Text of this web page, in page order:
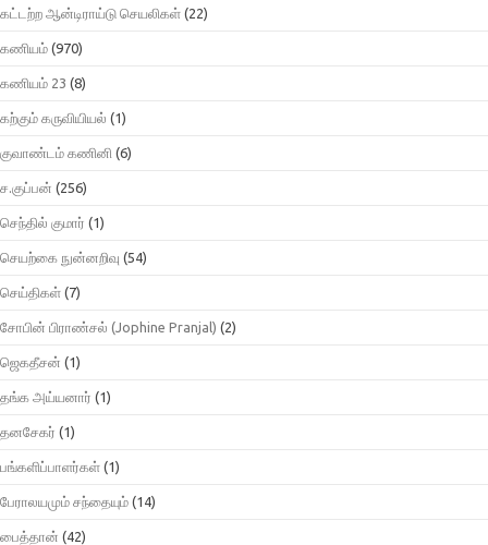
கட்டற்ற ஆன்டிராய்டு செயலிகள் (22)
கணியம் (970)
கணியம் 23 (8)
கற்கும் கருவியியல் (1)
குவாண்டம் கணினி (6)
ச.குப்பன் (256)
செந்தில் குமார் (1)
செயற்கை நுன்னறிவு (54)
செய்திகள் (7)
சோபின் பிராண்சல் (Jophine Pranjal) (2)
ஜெகதீசன் (1)
தங்க அய்யனார் (1)
தனசேகர் (1)
பங்களிப்பாளர்கள் (1)
பேராலயமும் சந்தையும் (14)
பைத்தான் (42)